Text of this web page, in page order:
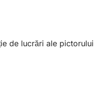
de lucrări ale pictorului